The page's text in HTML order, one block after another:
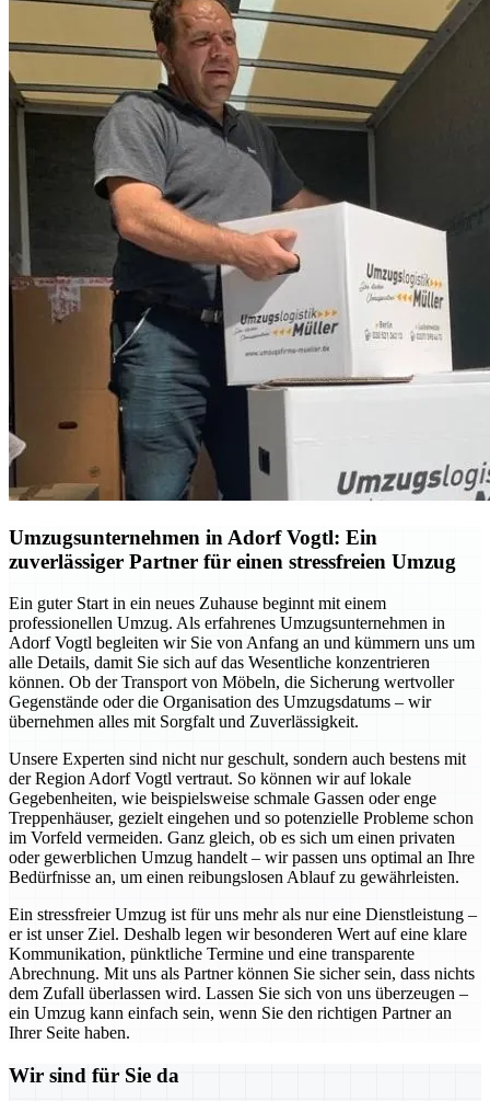
Umzugsunternehmen in Adorf Vogtl: Ein
zuverlässiger Partner für einen stressfreien Umzug
Ein guter Start in ein neues Zuhause beginnt mit einem
professionellen Umzug. Als erfahrenes Umzugsunternehmen in
Adorf Vogtl begleiten wir Sie von Anfang an und kümmern uns um
alle Details, damit Sie sich auf das Wesentliche konzentrieren
können. Ob der Transport von Möbeln, die Sicherung wertvoller
Gegenstände oder die Organisation des Umzugsdatums – wir
übernehmen alles mit Sorgfalt und Zuverlässigkeit.
Unsere Experten sind nicht nur geschult, sondern auch bestens mit
der Region Adorf Vogtl vertraut. So können wir auf lokale
Gegebenheiten, wie beispielsweise schmale Gassen oder enge
Treppenhäuser, gezielt eingehen und so potenzielle Probleme schon
im Vorfeld vermeiden. Ganz gleich, ob es sich um einen privaten
oder gewerblichen Umzug handelt – wir passen uns optimal an Ihre
Bedürfnisse an, um einen reibungslosen Ablauf zu gewährleisten.
Ein stressfreier Umzug ist für uns mehr als nur eine Dienstleistung –
er ist unser Ziel. Deshalb legen wir besonderen Wert auf eine klare
Kommunikation, pünktliche Termine und eine transparente
Abrechnung. Mit uns als Partner können Sie sicher sein, dass nichts
dem Zufall überlassen wird. Lassen Sie sich von uns überzeugen –
ein Umzug kann einfach sein, wenn Sie den richtigen Partner an
Ihrer Seite haben.
Wir sind für Sie da